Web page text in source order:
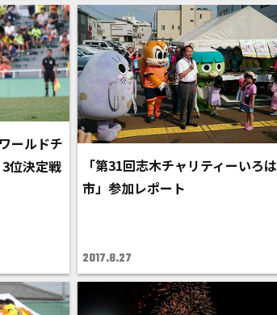
ールドチ
位決定戦
「第31回志木チャリティーいろは
市」参加レポート
2017.8.27